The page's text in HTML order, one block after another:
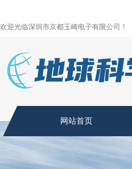
欢迎光临深圳市京都玉崎电子有限公司！
网站首页